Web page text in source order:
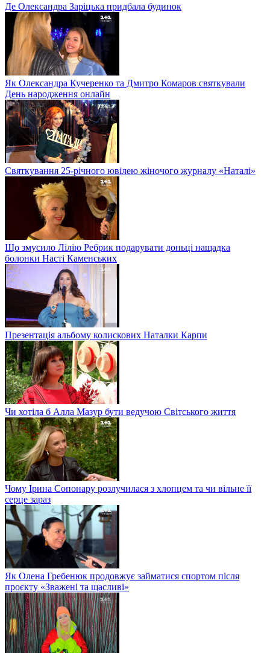
Де Олександра Заріцька придбала будинок
Як Олександра Кучеренко та Дмитро Комаров святкували
День народження онлайн
Святкування 25-річного ювілею жіночого журналу «Наталі»
Що змусило Лілію Ребрик подарувати доньці нащадка
болонки Насті Каменських
Презентація альбому колискових Наталки Карпи
Чи хотіла б Алла Мазур бути ведучою Світського життя
Чому Ірина Сопонару розлучилася з хлопцем та чи вільне її
серце зараз
Як Олена Гребенюк продовжує займатися спортом після
проєкту «Зважені та щасливі»